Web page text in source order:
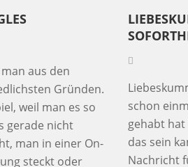
aus den
Gründen.
weil man es so
gerade nicht
man in einer On-
steckt oder
schon
gehabt
das sein
Nachricht